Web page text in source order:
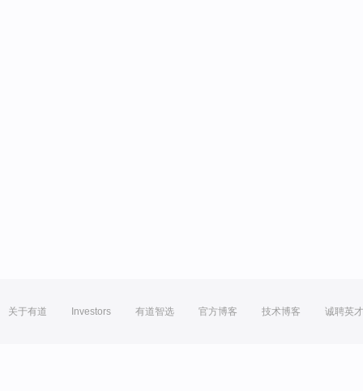
关于有道 Investors 有道智选 官方博客 技术博客 诚聘英才